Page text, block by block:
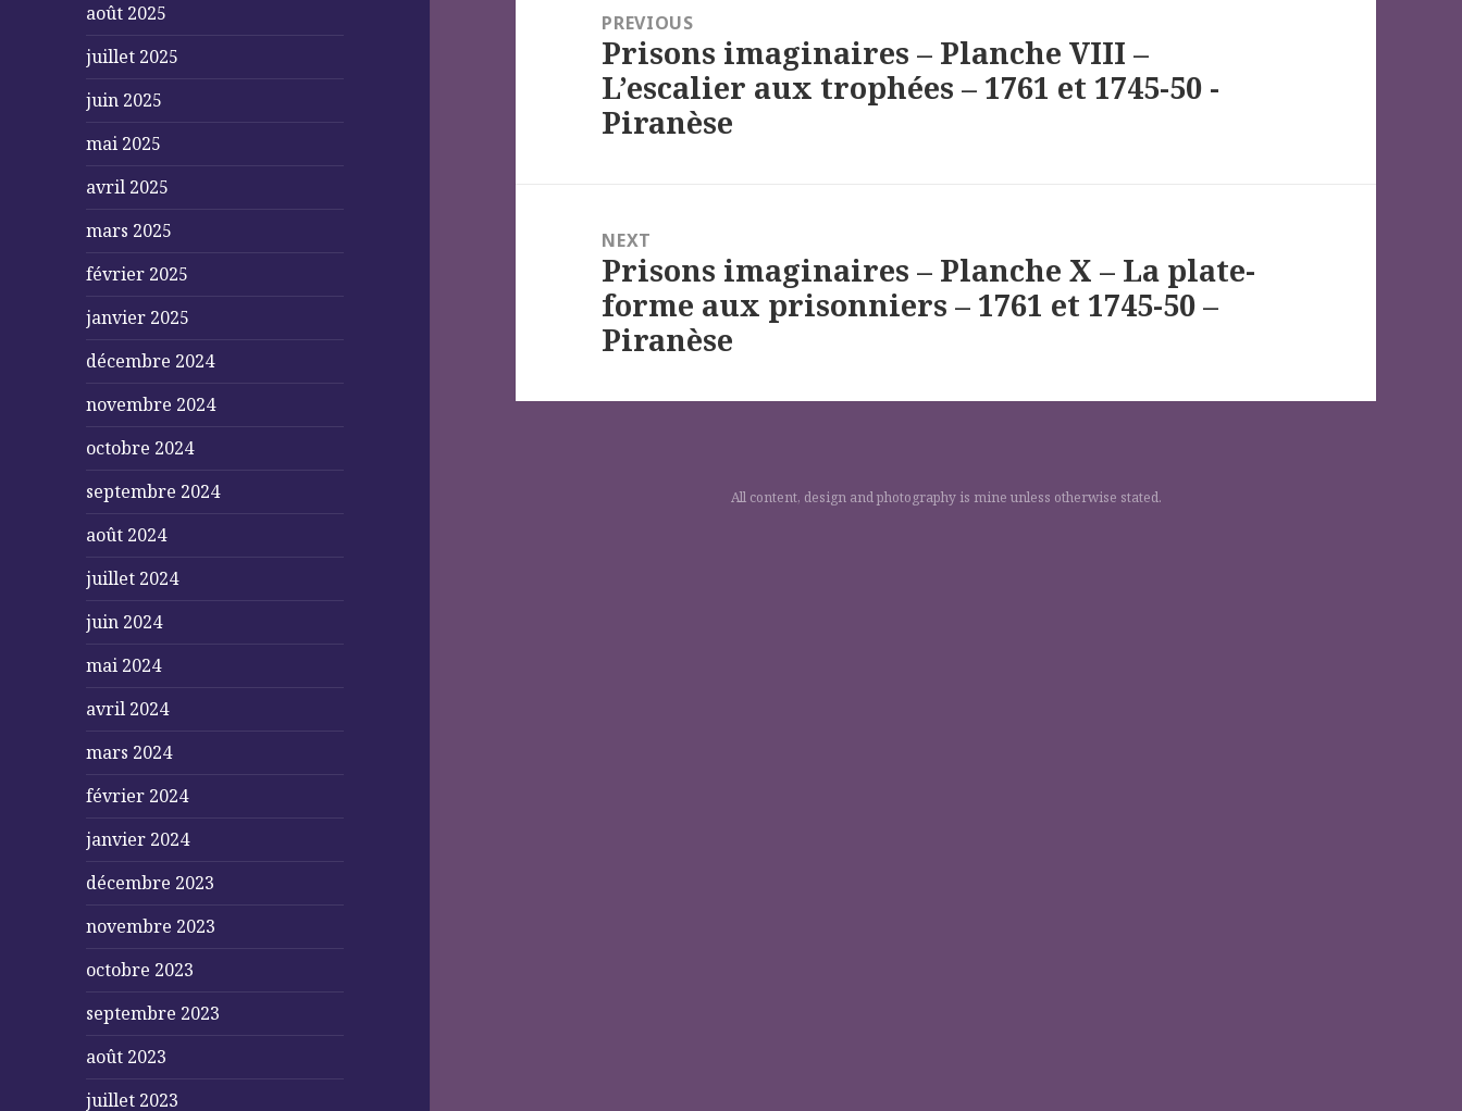
août 2025
juillet 2025
juin 2025
mai 2025
avril 2025
mars 2025
février 2025
janvier 2025
décembre 2024
novembre 2024
octobre 2024
septembre 2024
août 2024
juillet 2024
juin 2024
mai 2024
avril 2024
mars 2024
février 2024
janvier 2024
décembre 2023
novembre 2023
octobre 2023
septembre 2023
août 2023
juillet 2023
l’article
PREVIOUS
Previous
post:
Prisons imaginaires – Planche VIII –
L’escalier aux trophées – 1761 et 1745-50 -
Piranèse
NEXT
Next
post:
Prisons imaginaires – Planche X – La plate-
forme aux prisonniers – 1761 et 1745-50 –
Piranèse
All content, design and photography is mine unless otherwise stated.